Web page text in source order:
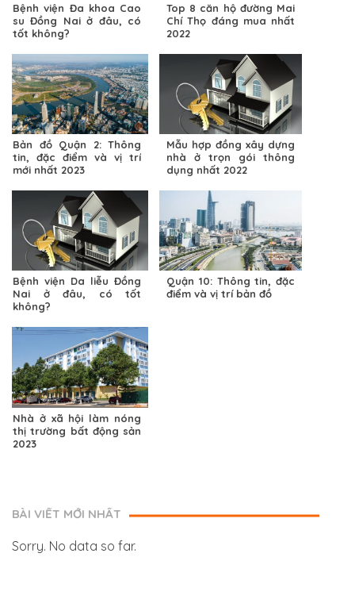
Bệnh viện Đa khoa Cao
su Đồng Nai ở đâu, có
tốt không?
Top 8 căn hộ đường Mai
Chí Thọ đáng mua nhất
2022
Bản đồ Quận 2: Thông
tin, đặc điểm và vị trí
mới nhất 2023
Mẫu hợp đồng xây dựng
nhà ở trọn gói thông
dụng nhất 2022
Bệnh viện Da liễu Đồng
Nai ở đâu, có tốt
không?
Quận 10: Thông tin, đặc
điểm và vị trí bản đồ
Nhà ở xã hội làm nóng
thị trường bất động sản
2023
BÀI VIẾT MỚI NHẤT
Sorry. No data so far.